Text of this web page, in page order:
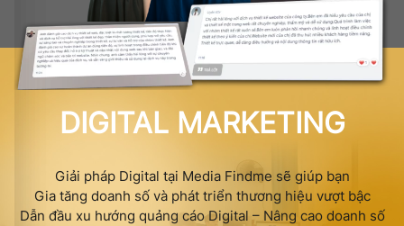
DIGITAL MARKETING
Giải pháp Digital tại Media Findme sẽ giúp bạn
Gia tăng doanh số và phát triển thương hiệu vượt bậc
Dẫn đầu xu hướng quảng cáo Digital – Nâng cao doanh số